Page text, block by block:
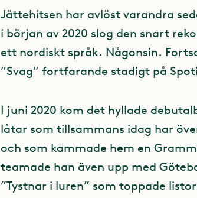
Jättehitsen har avlöst varandra
i början av 2020 slog den snart
ett nordiskt språk. Någonsin.
”Svag” fortfarande stadigt på
I juni 2020 kom det hyllade
låtar som tillsammans idag har
och som kammade hem en
teamade han även upp med
”Tystnar i luren” som toppade